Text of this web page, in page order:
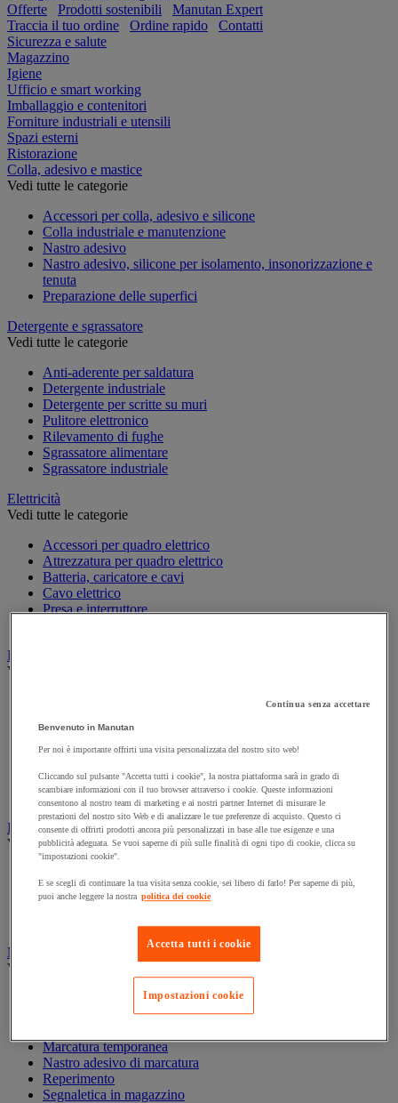
Offerte Prodotti sostenibili
Manutan Expert
Traccia il tuo ordine
Ordine rapido
Contatti
Sicurezza e salute
Magazzino
Igiene
Ufficio e smart working
Imballaggio e contenitori
Forniture industriali e utensili
Spazi esterni
Ristorazione
Colla, adesivo e mastice
Vedi tutte le categorie
Accessori per colla, adesivo e silicone
Colla industriale e manutenzione
Nastro adesivo
Nastro adesivo, silicone per isolamento, insonorizzazione e
tenuta
Preparazione delle superfici
Detergente e sgrassatore
Vedi tutte le categorie
Anti-aderente per saldatura
Detergente industriale
Detergente per scritte su muri
Pulitore elettronico
Rilevamento di fughe
Sgrassatore alimentare
Sgrassatore industriale
Elettricità
Vedi tutte le categorie
Accessori per quadro elettrico
Attrezzatura per quadro elettrico
Batteria, caricatore e cavi
Cavo elettrico
Presa e interruttore
Illuminazione
Vedi tutte le categorie
Lampada frontale
Lampada portatile
Proiettore da cantiere
Torcia
Ingrassaggio e lubrificazione
Vedi tutte le categorie
Attrezzi per lubrificazione
Grasso e olio
Marcatura
Vedi tutte le categorie
Marcatura industriale
Marcatura temporanea
Nastro adesivo di marcatura
Reperimento
Segnaletica in magazzino
Continua senza accettare
Benvenuto in Manutan
Per noi è importante offrirti una visita personalizzata del nostro sito web!
Cliccando sul pulsante "Accetta tutti i cookie", la nostra piattaforma sarà in grado di
scambiare informazioni con il tuo browser attraverso i cookie. Queste informazioni
consentono al nostro team di marketing e ai nostri partner Internet di misurare le
prestazioni del nostro sito Web e di analizzare le tue preferenze di acquisto. Questo ci
consente di offrirti prodotti ancora più personalizzati in base alle tue esigenze e una
pubblicità adeguata. Se vuoi saperne di più sulle finalità di ogni tipo di cookie, clicca su
"impostazioni cookie".
E se scegli di continuare la tua visita senza cookie, sei libero di farlo! Per saperne di più,
puoi anche leggere la nostra politica dei cookie
Accetta tutti i cookie
Impostazioni cookie